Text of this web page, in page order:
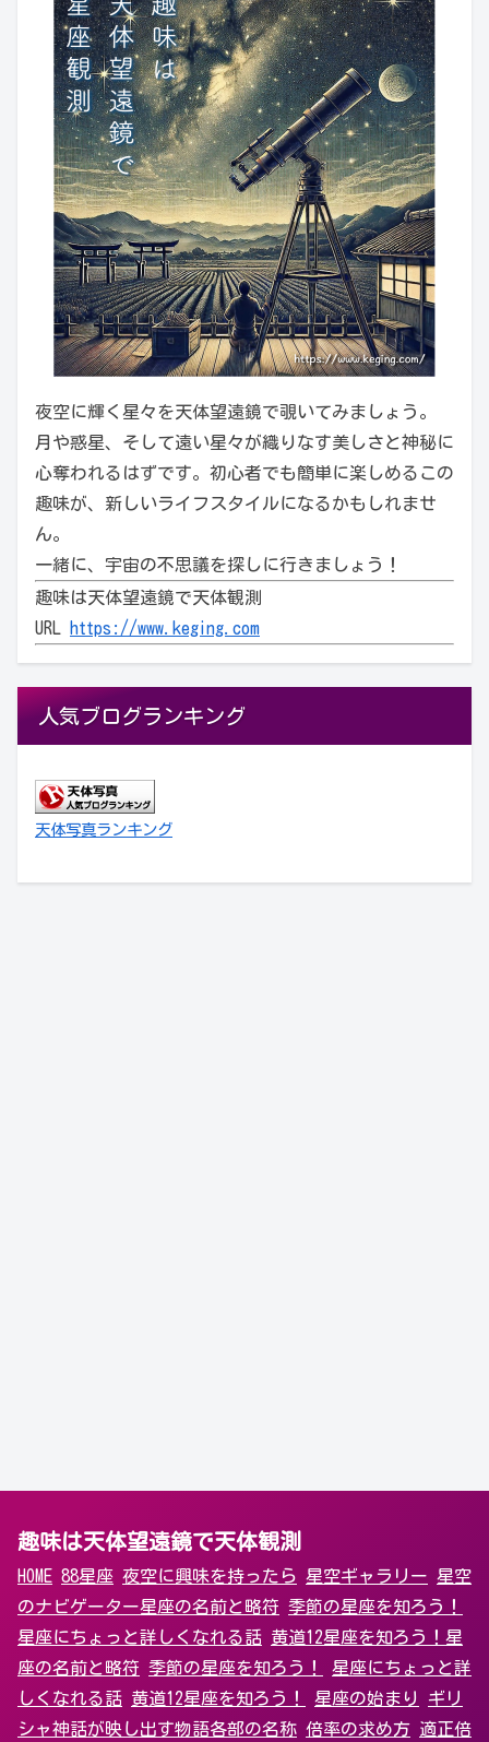
夜空に輝く星々を天体望遠鏡で覗いてみましょう。
月や惑星、そして遠い星々が織りなす美しさと神秘に
心奪われるはずです。初心者でも簡単に楽しめるこの
趣味が、新しいライフスタイルになるかもしれませ
ん。
一緒に、宇宙の不思議を探しに行きましょう！
趣味は天体望遠鏡で天体観測
URL
https://www.keging.com
人気ブログランキング
天体写真ランキング
趣味は天体望遠鏡で天体観測
HOME 88星座 夜空に興味を持ったら 星空ギャラリー 星空
のナビゲーター星座の名前と略符 季節の星座を知ろう！
星座にちょっと詳しくなれる話 黄道12星座を知ろう！ 星
座の名前と略符 季節の星座を知ろう！
星座にちょっと詳
しくなれる話 黄道12星座を知ろう！ 星座の始まり
ギリ
シャ神話が映し出す物語各部の名称 倍率の求め方 適正倍